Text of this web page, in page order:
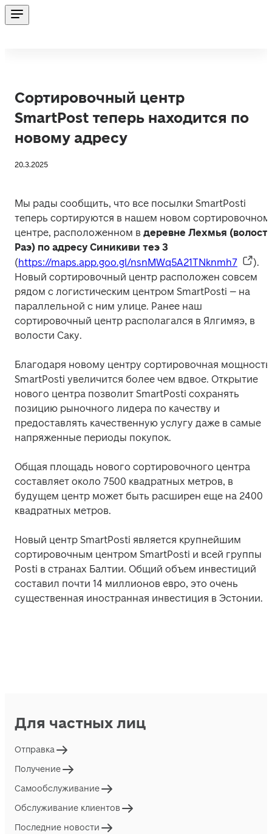
Сортировочный центр
SmartPost теперь находится по
новому адресу
20.3.2025
Мы рады сообщить, что все посылки SmartPosti
теперь сортируются в нашем новом сортировочном
центре, расположенном в деревне Лехмья
(https://maps.app.goo.gl/nsnMWq5A21TNknmh7
).
Новый сортировочный центр расположен совсем
рядом с логистическим центром SmartPosti – на
параллельной с ним улице. Ранее наш
сортировочный центр располагался в Ялгимяэ, в
волости Саку.
Благодаря новому центру сортировочная мощность
SmartPosti увеличится более чем вдвое. Открытие
нового центра позволит SmartPosti сохранять
позицию рыночного лидера по качеству и
предоставлять качественную услугу даже в самые
напряженные периоды покупок.
Общая площадь нового сортировочного центра
составляет около 7500 квадратных метров, в
будущем центр может быть расширен еще на 2400
квадратных метров.
Новый центр SmartPosti является крупнейшим
сортировочным центром SmartPosti и всей группы
Posti в странах Балтии. Общий объем инвестиций
составил почти 14 миллионов евро, это очень
существенная иностранная инвестиция в Эстонии.
Для частных лиц
Отправка
Получение
Самообслуживание
Обслуживание клиентов
Последние новости